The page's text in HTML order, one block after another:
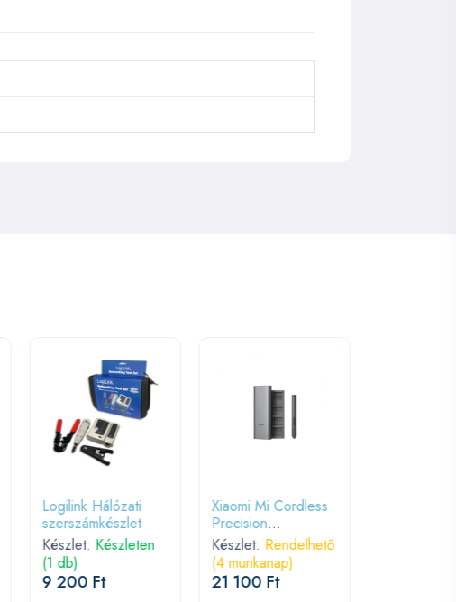
Logilink Hálózati
szerszámkészlet
Készlet: Készleten
(1 db)
9 200 Ft
Xiaomi Mi Cordless
Precision
Screwdriver Kit
Készlet: Rendelhető
(4 munkanap)
21 100 Ft